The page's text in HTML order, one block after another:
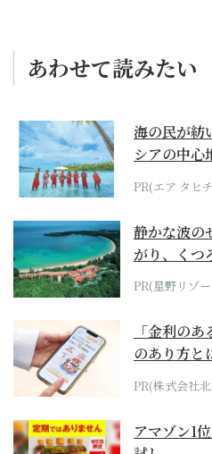
あわせて読みたい
海の民が紡
シアの中心
らみえてく
PR(エア タヒ
静かな波の
がり、くつ
ホテル by...
PR(星野リゾ
「金利の
のあり方と
PR(株式会社
アマゾン1